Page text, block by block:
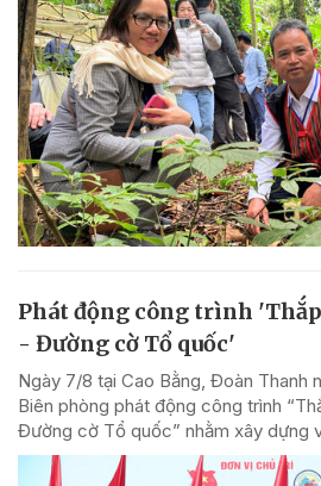
Phát động công trình
- Đường cờ Tổ quốc'
Ngày 7/8 tại Cao Bằng, Đoàn Thanh
Biên phòng phát động công trình
Đường cờ Tổ quốc” nhằm xây dựng